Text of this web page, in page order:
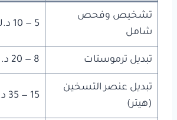
تشخيص وفحص
شامل
5 — 10 د.ك
تبديل ترموستات 8 — 20 د.ك
تبديل عنصر التسخين
(هيتر)
15 — 35 د.ك